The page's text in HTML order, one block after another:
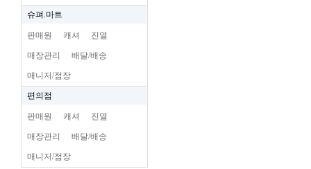
슈펴.마트
판매원 캐셔 진열
매장관리 배달/배송
매니저/점장
편의점
판매원 캐셔 진열
매장관리 배달/배송
매니저/점장